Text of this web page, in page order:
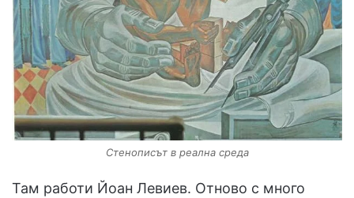
Стенописът в реална среда
Там работи Йоан Левиев. Отново с много